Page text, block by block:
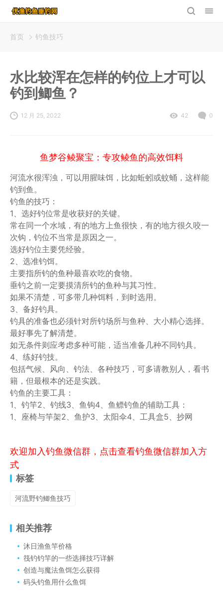
首页 钓鱼技巧
水比较浑在怎样的钓位上才可以
钓到鲫鱼？
12 月 25, 2022 42 0
鱼梦谷鲮聚宝：专攻鲮鱼的高效饵料
河流水很浑浊，可以用腥味饵，比如蚯蚓或蚊蛹，这样能
钓到鱼。
钓鱼的技巧：
1、选好钓位常是收获好的关键。
常在同一个水域，有的地方上鱼很快，有的地方很久咬一
次钩，钓位不当常是原因之一。
选好钓位主要凭经验。
2、选准钓饵。
主要指所钓的鱼种最喜欢吃的食物。
垂钓之前一定要摸清所钓的鱼种与其习性。
如果不清楚，可多带几种饵料，到时选用。
3、备好钓具。
钓具的准备也必须针对所钓场所与鱼种、大小精心选择。
最好事先了解清楚。
如无条件则应考虑多种可能，适当准备几种不同钓具。
4、练好钓技。
包括气候、风向、钓法、各种技巧，可多请教别人，看书
籍，但最根本的还是实践。
钓鱼的主要工具：
1、钓竿2、钓线3、鱼钩4、鱼鳔钓鱼的辅助工具：
1、座椅与竿架2、鱼护3、太阳伞4、工具盒5、抄网
欢迎加入钓鱼微信群，点击查看钓鱼微信群加入方
式
标签
河流野钓鲫鱼技巧
相关推荐
沐日渔鱼竿价格
筏钓钓竿的一些选择技巧详解
创造与魔法鱼饵怎么获得
码头钓鱼用什么鱼饵